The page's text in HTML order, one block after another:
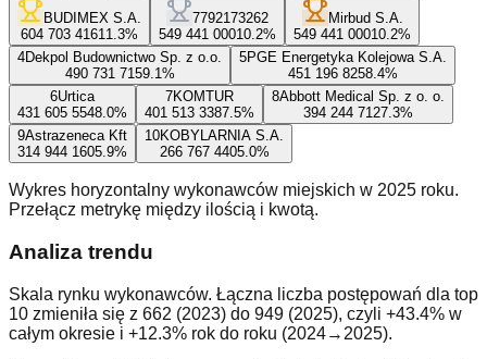
BUDIMEX S.A.
604 703 41611.3%
7792173262
549 441 00010.2%
Mirbud S.A.
549 441 00010.2%
4Dekpol Budownictwo Sp. z o.o.
490 731 7159.1%
5PGE Energetyka Kolejowa S.A.
451 196 8258.4%
6Urtica
431 605 5548.0%
7KOMTUR
401 513 3387.5%
8Abbott Medical Sp. z o. o.
394 244 7127.3%
9Astrazeneca Kft
314 944 1605.9%
10KOBYLARNIA S.A.
266 767 4405.0%
Wykres horyzontalny wykonawców miejskich w 2025 roku.
Przełącz metrykę między ilością i kwotą.
Analiza trendu
Skala rynku wykonawców. Łączna liczba postępowań dla top
10 zmieniła się z 662 (2023) do 949 (2025), czyli +43.4% w
całym okresie i +12.3% rok do roku (2024→2025).